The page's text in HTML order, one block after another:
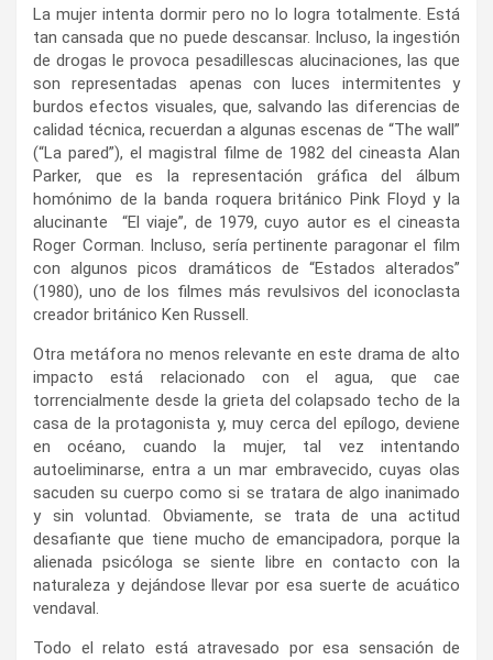
La mujer intenta dormir pero no lo logra totalmente. Está
tan cansada que no puede descansar. Incluso, la ingestión
de drogas le provoca pesadillescas alucinaciones, las que
son representadas apenas con luces intermitentes y
burdos efectos visuales, que, salvando las diferencias de
calidad técnica, recuerdan a algunas escenas de “The wall”
(“La pared”), el magistral filme de 1982 del cineasta Alan
Parker, que es la representación gráfica del álbum
homónimo de la banda roquera británico Pink Floyd y la
alucinante “El viaje”, de 1979, cuyo autor es el cineasta
Roger Corman. Incluso, sería pertinente paragonar el film
con algunos picos dramáticos de “Estados alterados”
(1980), uno de los filmes más revulsivos del iconoclasta
creador británico Ken Russell.
Otra metáfora no menos relevante en este drama de alto
impacto está relacionado con el agua, que cae
torrencialmente desde la grieta del colapsado techo de la
casa de la protagonista y, muy cerca del epílogo, deviene
en océano, cuando la mujer, tal vez intentando
autoeliminarse, entra a un mar embravecido, cuyas olas
sacuden su cuerpo como si se tratara de algo inanimado
y sin voluntad. Obviamente, se trata de una actitud
desafiante que tiene mucho de emancipadora, porque la
alienada psicóloga se siente libre en contacto con la
naturaleza y dejándose llevar por esa suerte de acuático
vendaval.
Todo el relato está atravesado por esa sensación de